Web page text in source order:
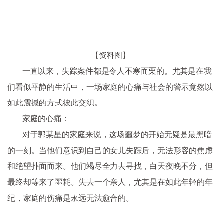
【资料图】
一直以来，失踪案件都是令人不寒而栗的。尤其是在我
们看似平静的生活中，一场家庭的心痛与社会的警示竟然以
如此震撼的方式彼此交织。
家庭的心痛：
对于郭某星的家庭来说，这场噩梦的开始无疑是最黑暗
的一刻。当他们意识到自己的女儿失踪后，无法形容的焦虑
和绝望扑面而来。他们竭尽全力去寻找，白天夜晚不分，但
最终却等来了噩耗。失去一个亲人，尤其是在如此年轻的年
纪，家庭的伤痛是永远无法愈合的。